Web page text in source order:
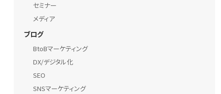
セミナー
メディア
ブログ
BtoBマーケティング
DX/デジタル化
SEO
SNSマーケティング